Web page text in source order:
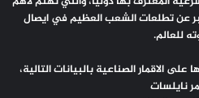
عن تطلعات الشعب العظيم في ايصال
للعالم.
الاقمار الصناعية بالبيانات التالية،
نايلسات